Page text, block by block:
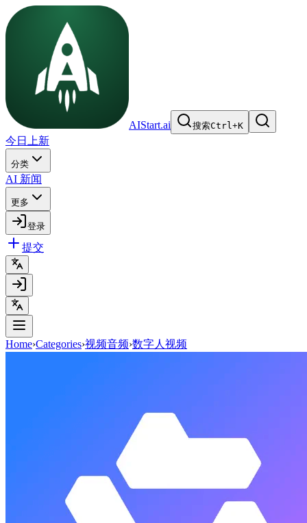
AIStart.ai 搜索Ctrl+K
今日上新
分类
AI 新闻
更多
登录
提交
Home›Categories›视频音频›数字人视频